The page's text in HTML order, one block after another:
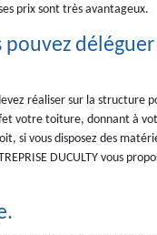
prix sont très avantageux.
réaliser sur la structure
votre toiture, donnant à
si vous disposez des
DUCULTY vous